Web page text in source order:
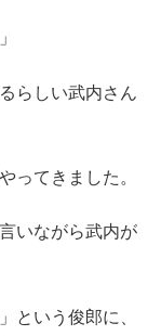
らしい武内さん
ってきました。
いながら武内が
という俊郎に、